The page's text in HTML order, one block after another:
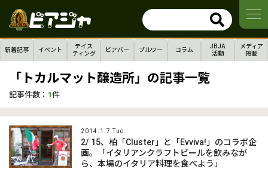
新着記事 イベント
テイス
ティング
ビアバー ブルワー コラム
JBJA
活動
メディア
掲載
「トカルマット醸造所」の記事一覧
記事件数： 1件
2014.1.7 Tue.
2/ 15、柏「Cluster」と「Evviva!」のコラボ企
画。「イタリアンクラフトビールを飲みなが
ら、本場のイタリア料理を食べよう」